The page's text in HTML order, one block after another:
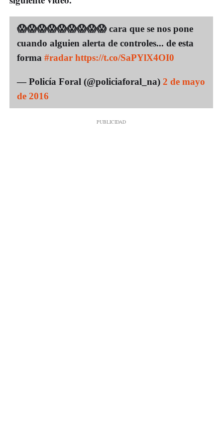
😱😱😱😱😱😱😱😱😱 cara que se nos pone
cuando alguien alerta de controles... de esta
forma #radar https://t.co/SaPYlX4OI0
— Policía Foral (@policiaforal_na) 2 de mayo
de 2016